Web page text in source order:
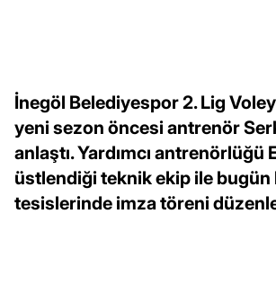
İnegöl Belediyespor 2. Lig
yeni sezon öncesi antrenör
anlaştı. Yardımcı antrenörlüğü
üstlendiği teknik ekip ile bugün
tesislerinde imza töreni